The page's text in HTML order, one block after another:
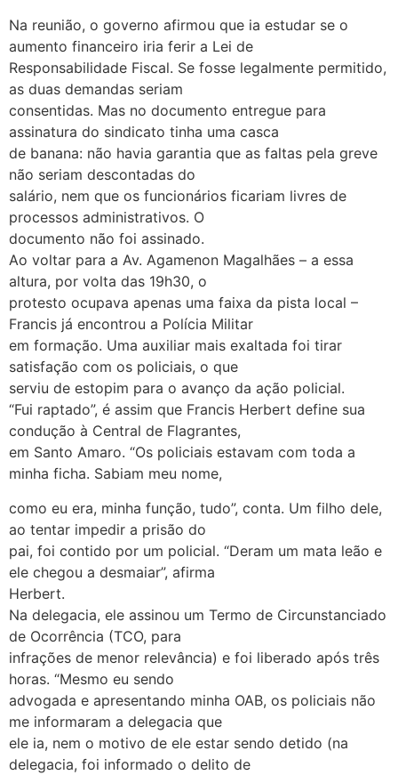
Na reunião, o governo afirmou que ia estudar se o
aumento financeiro iria ferir a Lei de
Responsabilidade Fiscal. Se fosse legalmente permitido,
as duas demandas seriam
consentidas. Mas no documento entregue para
assinatura do sindicato tinha uma casca
de banana: não havia garantia que as faltas pela greve
não seriam descontadas do
salário, nem que os funcionários ficariam livres de
processos administrativos. O
documento não foi assinado.
Ao voltar para a Av. Agamenon Magalhães – a essa
altura, por volta das 19h30, o
protesto ocupava apenas uma faixa da pista local –
Francis já encontrou a Polícia Militar
em formação. Uma auxiliar mais exaltada foi tirar
satisfação com os policiais, o que
serviu de estopim para o avanço da ação policial.
“Fui raptado”, é assim que Francis Herbert define sua
condução à Central de Flagrantes,
em Santo Amaro. “Os policiais estavam com toda a
minha ficha. Sabiam meu nome,
como eu era, minha função, tudo”, conta. Um filho dele,
ao tentar impedir a prisão do
pai, foi contido por um policial. “Deram um mata leão e
ele chegou a desmaiar”, afirma
Herbert.
Na delegacia, ele assinou um Termo de Circunstanciado
de Ocorrência (TCO, para
infrações de menor relevância) e foi liberado após três
horas. “Mesmo eu sendo
advogada e apresentando minha OAB, os policiais não
me informaram a delegacia que
ele ia, nem o motivo de ele estar sendo detido (na
delegacia, foi informado o delito de